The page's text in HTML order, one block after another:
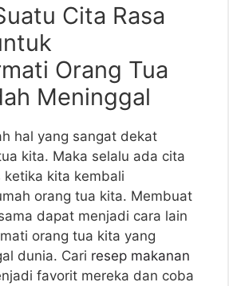
Cita Rasa
Orang Tua
Meninggal
hal yang sangat dekat
kita. Maka selalu ada cita
ketika kita kembali
orang tua kita. Membuat
dapat menjadi cara lain
orang tua kita yang
dunia. Cari resep makanan
favorit mereka dan coba